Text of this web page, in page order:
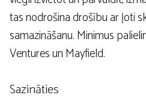
tas nodrošina drošību ar ļoti
samazināšanu. Minimus
Ventures un Mayfield.
Sazināties